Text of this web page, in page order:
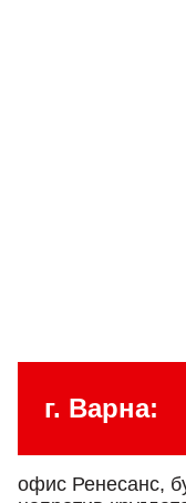
г. Варна:
офис Ренесанс,